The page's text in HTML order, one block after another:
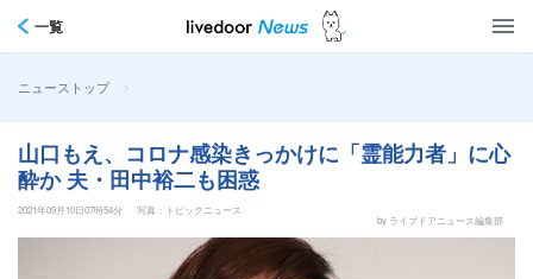
一覧
ニューストップ >
山口もえ、コロナ感染きっかけに「霊能力者」に心
酔か 夫・田中裕二も困惑
2021年09月10日07時54分
写真：トピックニュース
by ライブドアニュース編集部